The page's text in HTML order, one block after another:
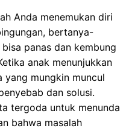
Anda menemukan diri
bertanya-
panas dan kembung
anak menunjukkan
mungkin muncul
dan solusi.
tergoda untuk menunda
bahwa masalah